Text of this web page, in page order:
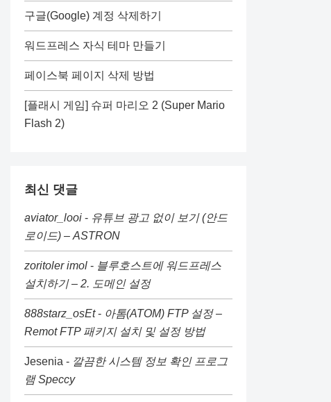
구글(Google) 계정 삭제하기
워드프레스 자식 테마 만들기
페이스북 페이지 삭제 방법
[플래시 게임] 슈퍼 마리오 2 (Super Mario
Flash 2)
최신 댓글
aviator_looi - 유튜브 광고 없이 보기 (안드
로이드) – ASTRON
zoritoler imol - 블루호스트에 워드프레스
설치하기 – 2. 도메인 설정
888starz_osEt- 아톰(ATOM) FTP 설정 –
Remot FTP 패키지 설치 및 설정 방법
Jesenia - 깔끔한 시스템 정보 확인 프로그
램 Speccy